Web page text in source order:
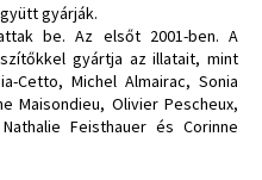
gyárják.
be. Az elsőt 2001-ben. A
gyártja az illatait, mint
Cetto, Michel Almairac, Sonia
Maisondieu, Olivier Pescheux,
Feisthauer és Corinne